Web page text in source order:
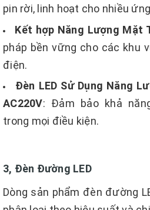
pin rời, linh hoạt cho nhiều
Kết hợp Năng Lượng Mặt
pháp bền vững cho các khu
điện.
Đèn LED Sử Dụng Năng
AC220V: Đảm bảo khả
trong mọi điều kiện.
3, Đèn Đường LED
Dòng sản phẩm đèn đường